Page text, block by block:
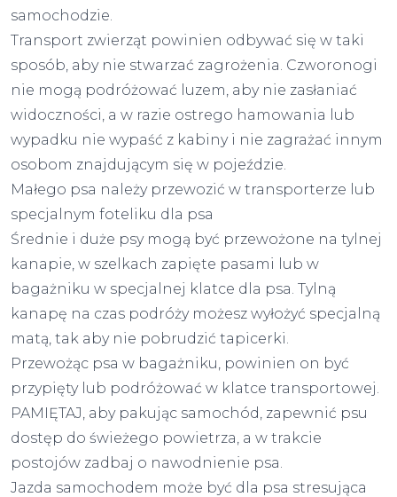
samochodzie.
Transport zwierząt powinien odbywać się w taki
sposób, aby nie stwarzać zagrożenia. Czworonogi
nie mogą podróżować luzem, aby nie zasłaniać
widoczności, a w razie ostrego hamowania lub
wypadku nie wypaść z kabiny i nie zagrażać innym
osobom znajdującym się w pojeździe.
Małego psa należy przewozić w transporterze lub
specjalnym foteliku dla psa
Średnie i duże psy mogą być przewożone na tylnej
kanapie, w szelkach zapięte pasami lub w
bagażniku w specjalnej klatce dla psa. Tylną
kanapę na czas podróży możesz wyłożyć specjalną
matą, tak aby nie pobrudzić tapicerki.
Przewożąc psa w bagażniku, powinien on być
przypięty lub podróżować w klatce transportowej.
PAMIĘTAJ, aby pakując samochód, zapewnić psu
dostęp do świeżego powietrza, a w trakcie
postojów zadbaj o nawodnienie psa.
Jazda samochodem może być dla psa stresująca